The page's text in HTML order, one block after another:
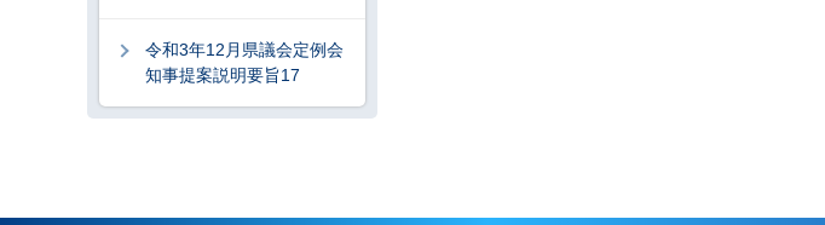
令和3年12月県議会定例会
知事提案説明要旨17